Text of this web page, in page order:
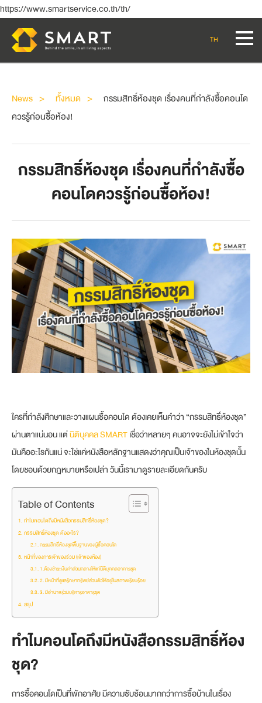
https://www.smartservice.co.th/th/
TH
News ทั้งหมด
กรรมสิทธิ์ห้องชุด เรื่องคนที่กำลังซื้อคอนโด
ควรรู้ก่อนซื้อห้อง!
กรรมสิทธิ์ห้องชุด เรื่องคนที่กำลังซื้อ
คอนโดควรรู้ก่อนซื้อห้อง!
ใครที่กำลังศึกษาและวางแผนซื้อคอนโด ต้องเคยเห็นคำว่า “กรรมสิทธิ์ห้องชุด”
ผ่านตาแน่นอน แต่นิติบุคคล SMARTเชื่อว่าหลายๆ คนอาจจะยังไม่เข้าใจว่า
มันคืออะไรกันแน่ จะใช่แค่หนังสือหลักฐานแสดงว่าคุณเป็นเจ้าของในห้องชุดนั้น
โดยชอบด้วยกฎหมายหรือเปล่า วันนี้เรามาดูรายละเอียดกันครับ
Table of Contents
ทำไมคอนโดถึงมีหนังสือกรรมสิทธิ์ห้องชุด?
กรรมสิทธิ์ห้องชุด คืออะไร?
กรรมสิทธิ์ห้องชุดพื้นฐานของผู้ซื้อคอนโด
หน้าที่ของการเจ้าของร่วม (เจ้าของห้อง)
1.ต้องชำระเงินค่าส่วนกลางให้แก่นิติบุคคลอาคารชุด
2. มีหน้าที่ดูแลรักษาทรัพย์ส่วนตัวให้อยู่ในสภาพเรียบร้อย
3. มีอำนาจร่วมบริหารอาคารชุด
สรุป
ทำไมคอนโดถึงมีหนังสือกรรมสิทธิ์ห้อง
ชุด?
การซื้อคอนโดเป็นที่พักอาศัย มีความซับซ้อนมากกว่าการซื้อบ้านในเรื่อง